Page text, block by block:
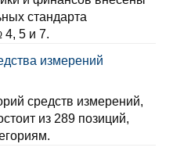
стандарта
4, 5 и 7.
измерений
средств измерений,
из 289 позиций,